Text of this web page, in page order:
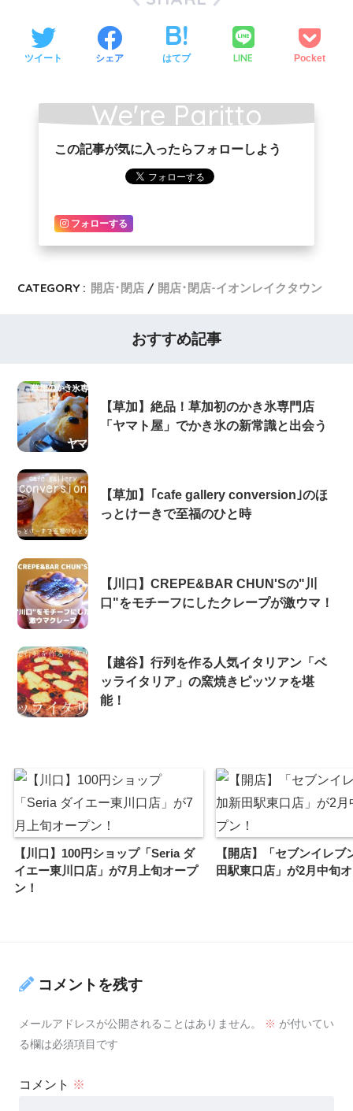
ツイート シェア はてブ LINE Pocket
We're Paritto
Poritto!!
この記事が気に入ったらフォローしよう
フォローする
CATEGORY : 開店･閉店 開店･閉店-イオンレイクタウン
おすすめ記事
【草加】絶品！草加初のかき氷専門店
「ヤマト屋」でかき氷の新常識と出会う
【草加】｢cafe gallery conversion｣のほ
っとけーきで至福のひと時
【川口】CREPE&BAR CHUN'Sの"川
口"をモチーフにしたクレープが激ウマ！
【越谷】行列を作る人気イタリアン「ベ
ッライタリア」の窯焼きピッツァを堪
能！
【川口】100円ショップ「Seria ダ
イエー東川口店」が7月上旬オープ
ン！
【開店】「セブンイレブ
田駅東口店」が2月中旬
コメントを残す
メールアドレスが公開されることはありません。 ※ が付いてい
る欄は必須項目です
コメント ※